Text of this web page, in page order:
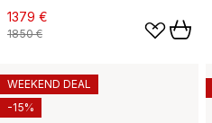
1379 €
1850 €
WEEKEND DEAL
-15%